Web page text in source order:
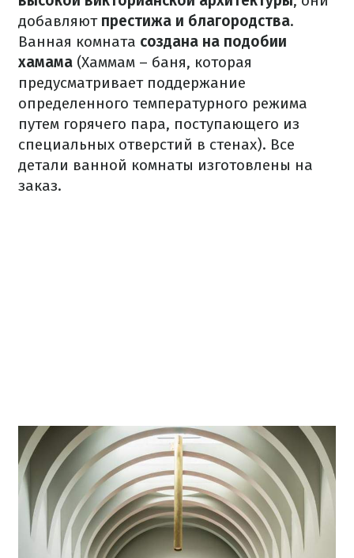
добавляют престижа и благородства.
Ванная комната создана на подобии
хамама (Хаммам – баня, которая
предусматривает поддержание
определенного температурного режима
путем горячего пара, поступающего из
специальных отверстий в стенах). Все
детали ванной комнаты изготовлены на
заказ.